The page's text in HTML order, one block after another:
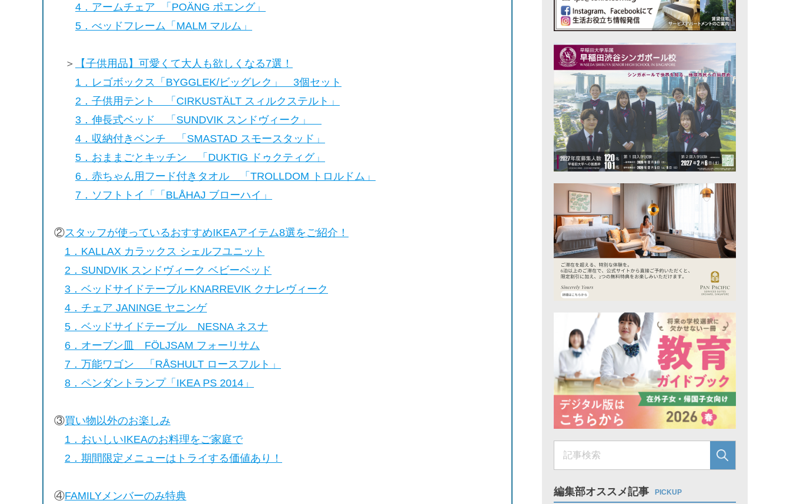
4．アームチェア 「POÄNG ポエング」
5．べッドフレーム「MALM マルム」
＞
【子供用品】可愛くて大人も欲しくなる7選！
1．レゴボックス「BYGGLEK/ビッグレク」 3個セット
2．子供用テント 「CIRKUSTÄLT スィルクステルト」
3．伸長式ベッド 「SUNDVIK スンドヴィーク」
4．収納付きベンチ 「SMASTAD スモースタッド」
5．おままごとキッチン 「DUKTIG ドゥクティグ」
6．赤ちゃん用フード付きタオル 「TROLLDOM トロルドム」
7．ソフトトイ「「BLÅHAJ ブローハイ」
②スタッフが使っているおすすめIKEAアイテム8選をご紹介！
1．KALLAX カラックス シェルフユニット
2． SUNDVIK スンドヴィーク ベビーベッド
3．ベッドサイドテーブル KNARREVIK クナレヴィーク
4．チェア JANINGE ヤニンゲ
5．ベッドサイドテーブル NESNA ネスナ
6．オーブン皿 FÖLJSAM フォーリサム
7．万能ワゴン 「RÅSHULT ロースフルト」
8．ペンダントランプ「IKEA PS 2014」
③買い物以外のお楽しみ
1．おいしいIKEAのお料理をご家庭で
2．期間限定メニューはトライする価値あり！
④FAMILYメンバーのみ特典
編集部オススメ記事 PICKUP